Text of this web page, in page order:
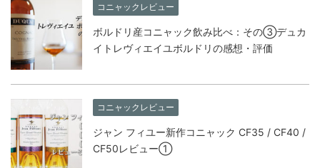
コニャックレビュー
ボルドリ産コニャック飲み比べ：その③デュカ
イトレヴィエイユボルドリの感想・評価
コニャックレビュー
ジャン フィユー新作コニャック CF35 / CF40 /
CF50レビュー①